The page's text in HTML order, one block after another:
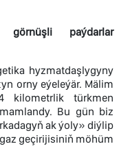
görnüşli paýdarlar
hyzmatdaşlygyny
orny eýeleýär. Mälim
kilometrlik türkmen
Bu gün biz
ak ýoly» diýlip
geçirijisiniň möhüm